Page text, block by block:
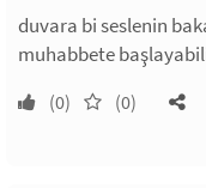
duvara bi seslenin
muhabbete
(0) (0)